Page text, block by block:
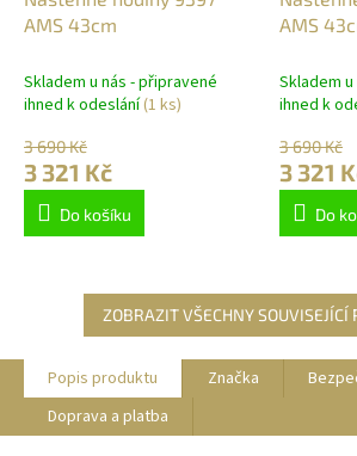
AMS 43cm
Skladem u nás - připravené
ihned k odeslání(1 ks)
3 690 Kč
3 321 Kč
Do košíku
AMS
Skladem
ihned k
3 690 Kč
3 321
Do
ZOBRAZIT VŠECHNY SOUVISEJÍCÍ
Popis produktu Značka
Doprava a platba